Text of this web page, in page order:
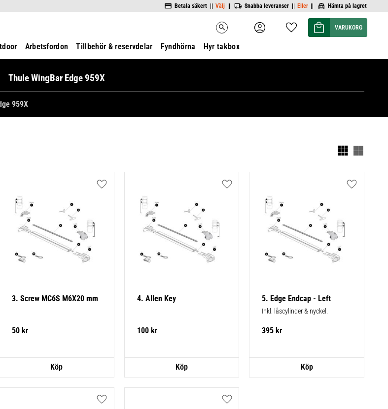
Betala säkert || Välj || Snabba leveranser || Eller || Hämta på lagret
search Favoriter
Kundvagn
Arbetsfordon Tillbehör & reservdelar Fyndhörna Hyr takbox
Thule WingBar Edge 959X
959X
favoriter
3. Screw MC6S M6X20 mm
50 kr
Lägg till i favoriter
4. Allen Key
100kr
Lägg till i favoriter
5. Edge Endcap - Left
Inkl. låscylinder & nyckel.
395 kr
Lägg till i
favoriter Lägg till i favoriter Lägg till i favoriter